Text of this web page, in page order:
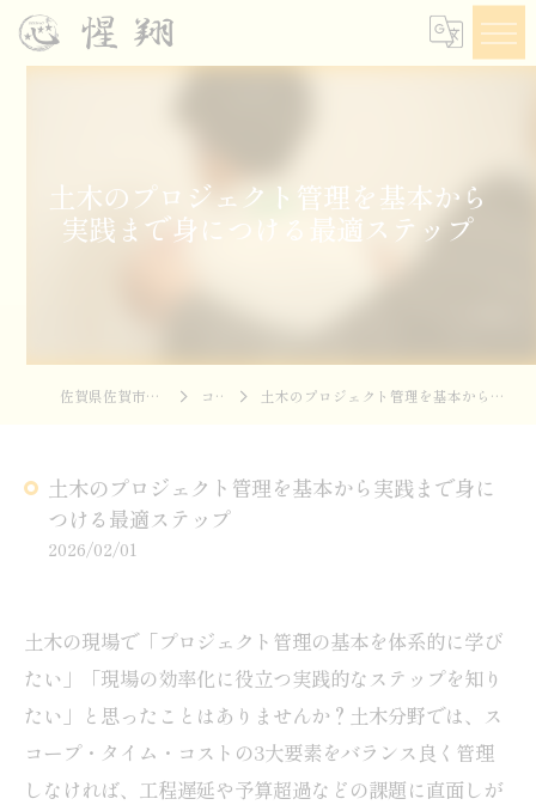
土木のプロジェクト管理を基本から
実践まで身につける最適ステップ
佐賀県佐賀市の土木なら惺翔 コラム 土木のプロジェクト管理を基本から実践まで身につける最適ステップ
土木のプロジェクト管理を基本から実践まで身に
つける最適ステップ
2026/02/01
土木の現場で「プロジェクト管理の基本を体系的に学び
たい」「現場の効率化に役立つ実践的なステップを知り
たい」と思ったことはありませんか？土木分野では、ス
コープ・タイム・コストの3大要素をバランス良く管理
しなければ、工程遅延や予算超過などの課題に直面しが